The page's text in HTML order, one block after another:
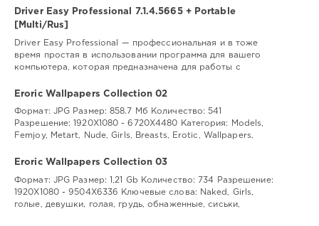
Driver Easy Professional 7.1.4.5665 + Portable
[Multi/Rus]
Driver Easy Professional — профессиональная и в тоже
время простая в использовании программа для вашего
компьютера, которая предназначена для работы с
Eroric Wallpapers Collection 02
Формат: JPG Размер: 858.7 Мб Количество: 541
Разрешение: 1920Х1080 - 6720Х4480 Категория: Models,
Femjoy, Metart, Nude, Girls, Breasts, Erotic, Wallpapers,
Eroric Wallpapers Collection 03
Формат: JPG Размер: 1,21 Gb Количество: 734 Разрешение:
1920Х1080 - 9504Х6336 Ключевые слова: Naked, Girls,
голые, девушки, голая, грудь, обнаженные, сиськи,